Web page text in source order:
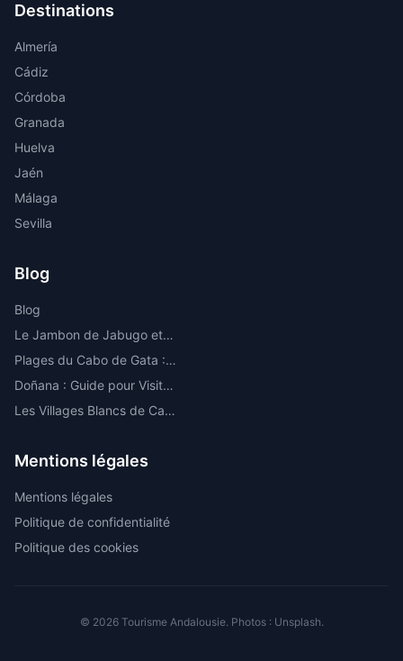
Destinations
Almería
Cádiz
Córdoba
Granada
Huelva
Jaén
Málaga
Sevilla
Blog
Blog
Le Jambon de Jabugo et la Route de l'Ibérique dans la Sierra de Huelva
Plages du Cabo de Gata : Les Meilleures Criques et Plages Vierges d'Almería
Doñana : Guide pour Visiter le Parc National le Plus Important d'Europe
Les Villages Blancs de Cadix : Route par les Plus Beaux
Mentions légales
Mentions légales
Politique de confidentialité
Politique des cookies
© 2026 Tourisme Andalousie. Photos : Unsplash.